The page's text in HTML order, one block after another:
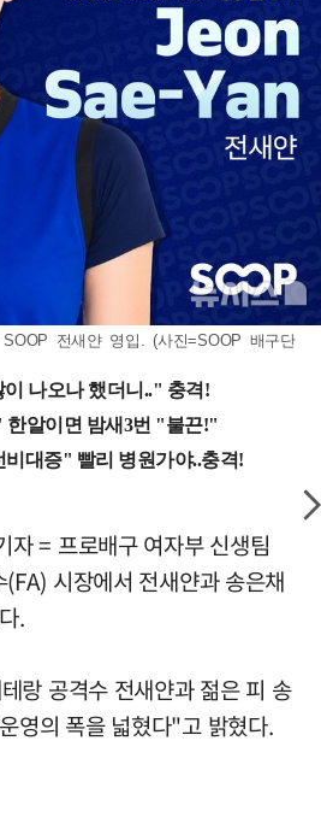
전새얀 영입. (사진=SOOP 배구단
자 = 프로배구 여자부 신생팀
시장에서 전새얀과 송은채
.
랑 공격수 전새얀과 젊은 피 송
영의 폭을 넓혔다"고 밝혔다.